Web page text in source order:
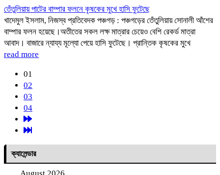
তেঁতুলিয়ায় পাটের বাম্পার ফলনে কৃষকের মুখে হাসি ফুটেছে
খাদেমুল ইসলাম, নিজস্ব প্রতিবেদক পঞ্চগড় : পঞ্চগড়ের তেঁতুলিয়ায় সোনালী আঁশের
বাম্পার ফলন হয়েছে।অতীতের সকল লক্ষ মাত্রার চেয়েও বেশি রেকর্ড মাত্রা
আবাদ। বাজারে ন্যায্য মূল্যো পেয়ে হাসি ফুটেছে। প্রান্তিক কৃষকের মুখে
read more
01
02
03
04
ক্যালেন্ডার